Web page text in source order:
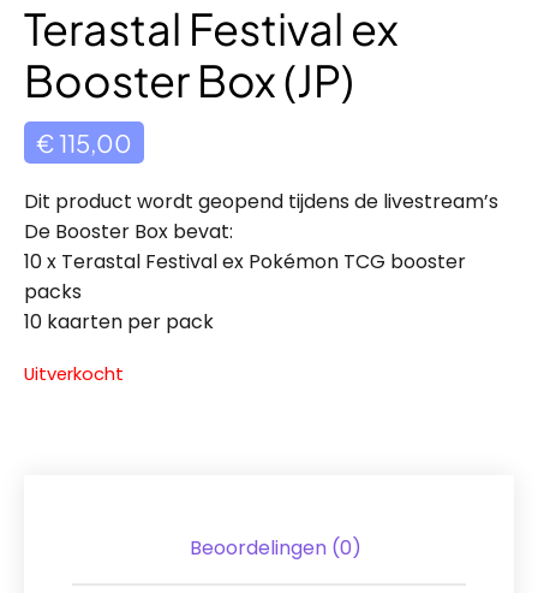
Terastal Festival ex
Booster Box (JP)
€ 115,00
Dit product wordt geopend tijdens de livestream’s
De Booster Box bevat:
10 x Terastal Festival ex Pokémon TCG booster
packs
10 kaarten per pack
Uitverkocht
Beoordelingen (0)